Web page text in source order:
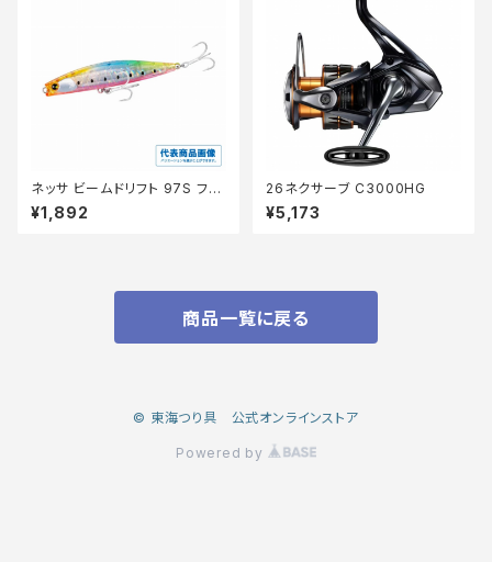
ネッサ ビームドリフト 97S フラ
ッシュブースト XG-R97XA【特
価ルアー】【20】
¥1,892
26ネクサーブ C3000HG
¥5,173
商品一覧に戻る
© 東海つり具 公式オンラインストア
Powered by